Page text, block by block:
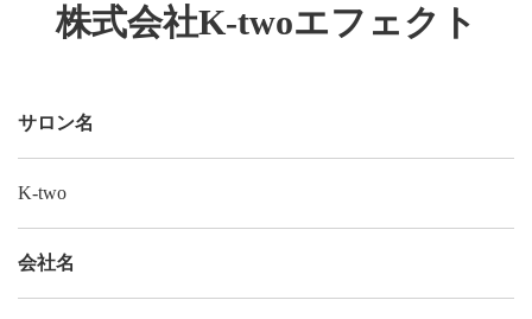
株式会社K-twoエフェクト
サロン名
K-two
会社名